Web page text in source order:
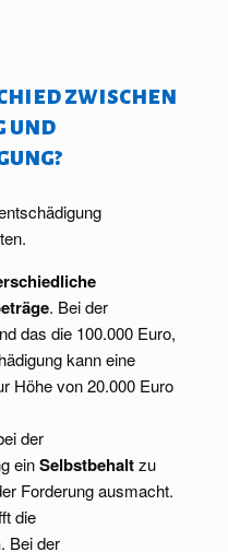
zwischen
und
. Bei der
das die 100.000 Euro,
kann eine
Höhe von 20.000 Euro
der
einSelbstbehaltzu
Forderung ausmacht.
die
. Bei der